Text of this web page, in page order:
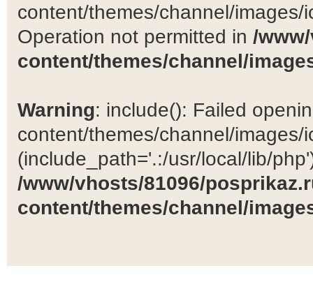
content/themes/channel/
Operation not permitted in /
content/themes/channel/
Warning: include(): Failed
content/themes/channel/images/
(include_path='.:/usr/local/lib/
/www/vhosts/81096/
content/themes/channel/